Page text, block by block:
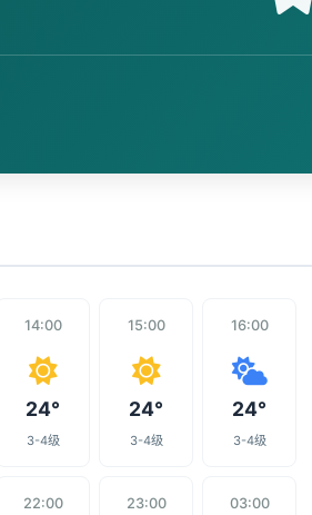
14:00
24°
3-4级
15:00
24°
3-4级
16:00
24°
3-4级
22:00 23:00 03:00